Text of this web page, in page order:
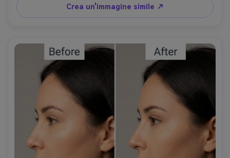
Crea un'immagine simile ↗